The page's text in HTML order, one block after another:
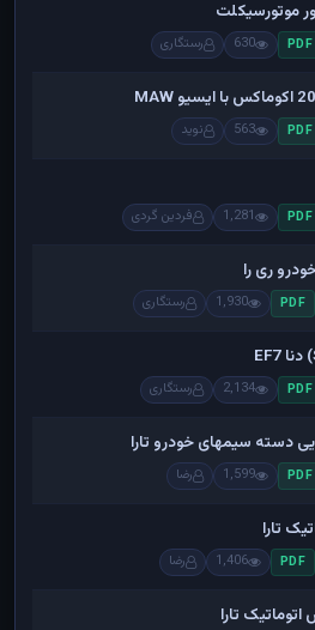
موتورسیکلت
PDF
630 رستگاری
PDF
563 نوید
PDF
1,281 فردین گردی
ری را
PDF
1,930 رستگاری
PDF
2,134 رستگاری
دسته سیمهای خودرو تارا
PDF
1,599 رضا
تارا
PDF
1,406 رضا
تارا